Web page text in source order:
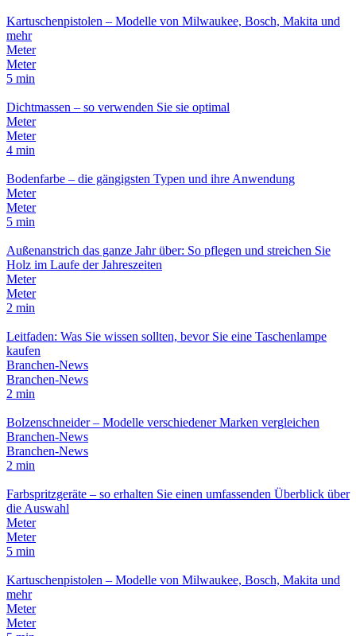
Kartuschenpistolen – Modelle von Milwaukee, Bosch, Makita und
mehr
Meter
Meter
5 min
Dichtmassen – so verwenden Sie sie optimal
Meter
Meter
4 min
Bodenfarbe – die gängigsten Typen und ihre Anwendung
Meter
Meter
5 min
Außenanstrich das ganze Jahr über: So pflegen und streichen Sie
Holz im Laufe der Jahreszeiten
Meter
Meter
2 min
Leitfaden: Was Sie wissen sollten, bevor Sie eine Taschenlampe
kaufen
Branchen-News
Branchen-News
2 min
Bolzenschneider – Modelle verschiedener Marken vergleichen
Branchen-News
Branchen-News
2 min
Farbspritzgeräte – so erhalten Sie einen umfassenden Überblick über
die Auswahl
Meter
Meter
5 min
Kartuschenpistolen – Modelle von Milwaukee, Bosch, Makita und
mehr
Meter
Meter